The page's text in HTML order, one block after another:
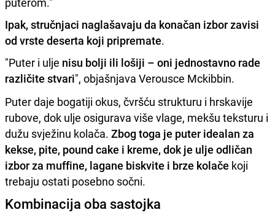
Ipak, stručnjaci naglašavaju da konačan izbor zavisi
od vrste deserta koji pripremate.
"Puter i ulje nisu bolji ili lošiji – oni jednostavno rade
različite stvari", objašnjava Verousce Mckibbin.
Puter daje bogatiji okus, čvršću strukturu i hrskavije
rubove, dok ulje osigurava više vlage, mekšu teksturu i
dužu svježinu kolača. Zbog toga je puter idealan za
kekse, pite, pound cake i kreme, dok je ulje odličan
izbor za muffine, lagane biskvite i brze kolače koji
trebaju ostati posebno sočni.
Kombinacija oba sastojka